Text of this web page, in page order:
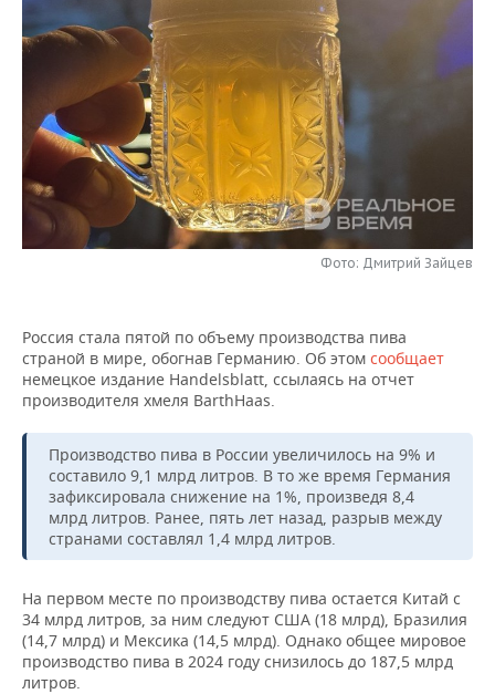
ИНВЕСТИЦИИ
НЕФТЕХИМИЯ
НЕФТЬ
ОПК
ЭНЕРГЕТИКА
НОВОСТИ БИЗНЕСА
РОЗНИЧНАЯ ТОРГОВЛЯ
ТРАНСПОРТ
УСЛУГИ
ТЕХНОЛОГИИ
НОВОСТИ ТЕХНОЛОГИЙ
IT
МЕДИА
ТЕЛЕКОММУНИКАЦИИ
МЕРОПРИЯТИЯ
НОВОСТИ МЕРОПРИЯТИЙ
ВЫЕЗДНАЯ РЕДАКЦИЯ
БИЗНЕС-БРАНЧИ
СПОРТ
НОВОСТИ СПОРТА
ФУТБОЛ
ВОЛЕЙБОЛ
ФИГУРНОЕ КАТАНИЕ
ВОДНЫЕ ВИДЫ СПОРТА
ОБЩЕСТВО
НОВОСТИ ОБЩЕСТВА
ИСТОРИЯ
МЕДИЦИНА
ОБРАЗОВАНИЕ
ФОТОГАЛЕРЕЯ
СПИСОК ПЕРСОН
ПОЛНАЯ ВЕРСИЯ
Фото: Дмитрий Зайцев
Россия стала пятой по объему производства пива
страной в мире, обогнав Германию. Об этом сообщает
немецкое издание Handelsblatt, ссылаясь на отчет
производителя хмеля BarthHaas.
Производство пива в России увеличилось на 9% и
составило 9,1 млрд литров. В то же время Германия
зафиксировала снижение на 1%, произведя 8,4
млрд литров. Ранее, пять лет назад, разрыв между
странами составлял 1,4 млрд литров.
На первом месте по производству пива остается Китай с
34 млрд литров, за ним следуют США (18 млрд), Бразилия
(14,7 млрд) и Мексика (14,5 млрд). Однако общее мировое
производство пива в 2024 году снизилось до 187,5 млрд
литров.